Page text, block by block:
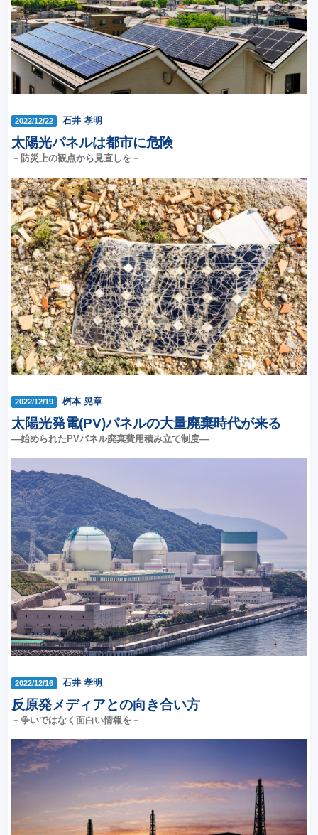
2022/12/22 石井 孝明
太陽光パネルは都市に危険
－防災上の観点から見直しを－
2022/12/19 桝本 晃章
太陽光発電(PV)パネルの大量廃棄時代が来る
―始められたPVパネル廃棄費用積み立て制度―
2022/12/16 石井 孝明
反原発メディアとの向き合い方
－争いではなく面白い情報を－